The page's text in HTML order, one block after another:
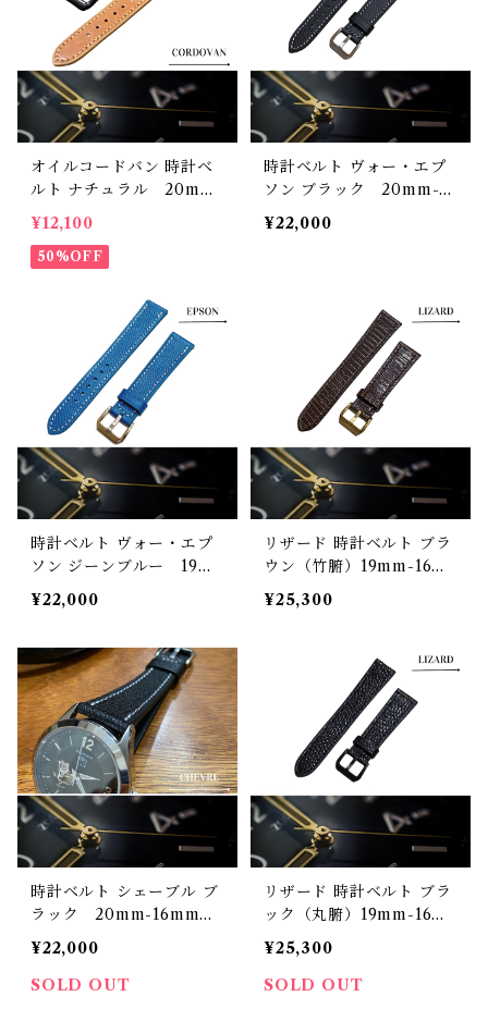
オイルコードバン 時計ベ
ルト ナチュラル 20mm-
18mm【スタンダード】フ
ルフラット型 腕時計バン
ド
¥12,100
50%OFF
時計ベルト ヴォー・エプ
ソン ブラック 20mm-16
mm 【スタンダード】フ
ルフラット型 腕時計バン
¥22,000
時計ベルト ヴォー・エプ
ソン ジーンブルー 19m
m-16mm 【スタンダー
ド】フルフラット型 腕時
¥22,000
リザード 時計ベルト ブラ
ウン（竹腑）19mm-16m
m【スタンダード】フルフ
¥25,300
時計ベルト シェーブル ブ
ラック 20mm-16mm
【スタンダード】フルフラ
ット型 腕時計バンド
¥22,000
SOLD OUT
リザード 時計ベルト ブラ
ック（丸腑）19mm-16m
m【スタンダード】フルフ
¥25,300
SOLD OUT